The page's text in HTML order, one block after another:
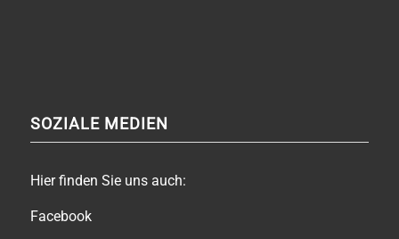
SOZIALE MEDIEN
Hier finden Sie uns auch:
Facebook